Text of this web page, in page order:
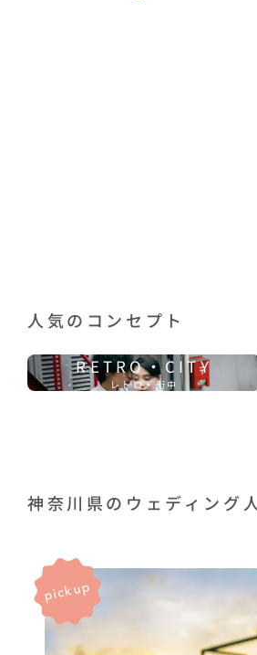
人気のコンセプト
RETRO・CITY
レトロ・街中
神奈川県のウェディング